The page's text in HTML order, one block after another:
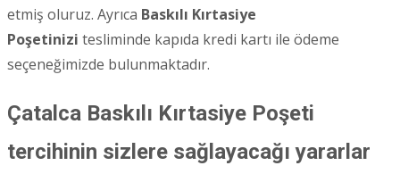
etmiş oluruz. Ayrıca Baskılı Kırtasiye
Poşetinizi tesliminde kapıda kredi kartı ile ödeme
seçeneğimizde bulunmaktadır.
Çatalca Baskılı Kırtasiye Poşeti
tercihinin sizlere sağlayacağı yararlar